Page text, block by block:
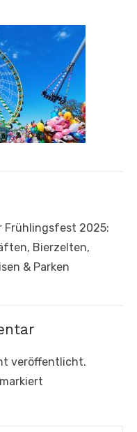
Frühlingsfest 2025:
Bierzelten,
& Parken
veröffentlicht.
markiert